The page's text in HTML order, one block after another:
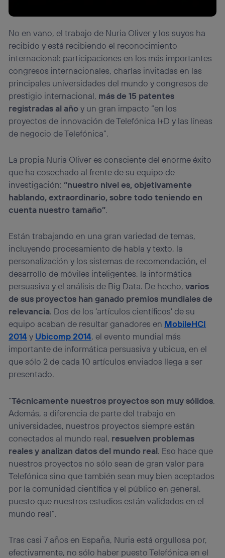
No en vano, el trabajo de Nuria Oliver y los suyos ha
recibido y está recibiendo el reconocimiento
internacional: participaciones en los más importantes
congresos internacionales, charlas invitadas en las
principales universidades del mundo y congresos de
prestigio internacional, más de 15 patentes
registradas al añoy un gran impacto “en los
proyectos de innovación de Telefónica I+D y las líneas
de negocio de Telefónica”.
La propia Nuria Oliver es consciente del enorme éxito
que ha cosechado al frente de su equipo de
investigación: “nuestro nivel es, objetivamente
hablando, extraordinario, sobre todo teniendo en
cuenta nuestro tamaño”.
Están trabajando en una gran variedad de temas,
incluyendo procesamiento de habla y texto, la
personalización y los sistemas de recomendación, el
desarrollo de móviles inteligentes, la informática
persuasiva y el análisis de Big Data. De hecho,varios
de sus proyectos han ganado premios mundiales de
relevancia. Dos de los ‘artículos científicos’ de su
equipo acaban de resultar ganadores en MobileHCI
2014y Ubicomp 2014, el evento mundial más
importante de informática persuasiva y ubicua, en el
que sólo 2 de cada 10 artículos enviados llega a ser
presentado.
“Técnicamente nuestros proyectos son muy sólidos.
Además, a diferencia de parte del trabajo en
universidades, nuestros proyectos siempre están
conectados al mundo real, resuelven problemas
reales y analizan datos del mundo real. Eso hace que
nuestros proyectos no sólo sean de gran valor para
Telefónica sino que también sean muy bien aceptados
por la comunidad científica y el público en general,
puesto que nuestros estudios están validados en el
mundo real”.
Tras casi 7 años en España, Nuria está orgullosa por,
efectivamente, no sólo haber puesto Telefónica en el